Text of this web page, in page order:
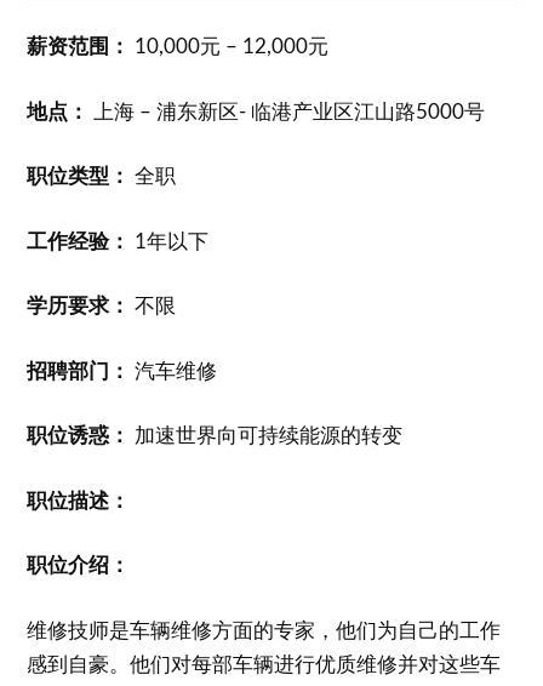
薪资范围： 10,000元 – 12,000元
地点： 上海 – 浦东新区- 临港产业区江山路5000号
职位类型： 全职
工作经验： 1年以下
学历要求： 不限
招聘部门： 汽车维修
职位诱惑： 加速世界向可持续能源的转变
职位描述：
职位介绍：
维修技师是车辆维修方面的专家，他们为自己的工作
感到自豪。他们对每部车辆进行优质维修并对这些车